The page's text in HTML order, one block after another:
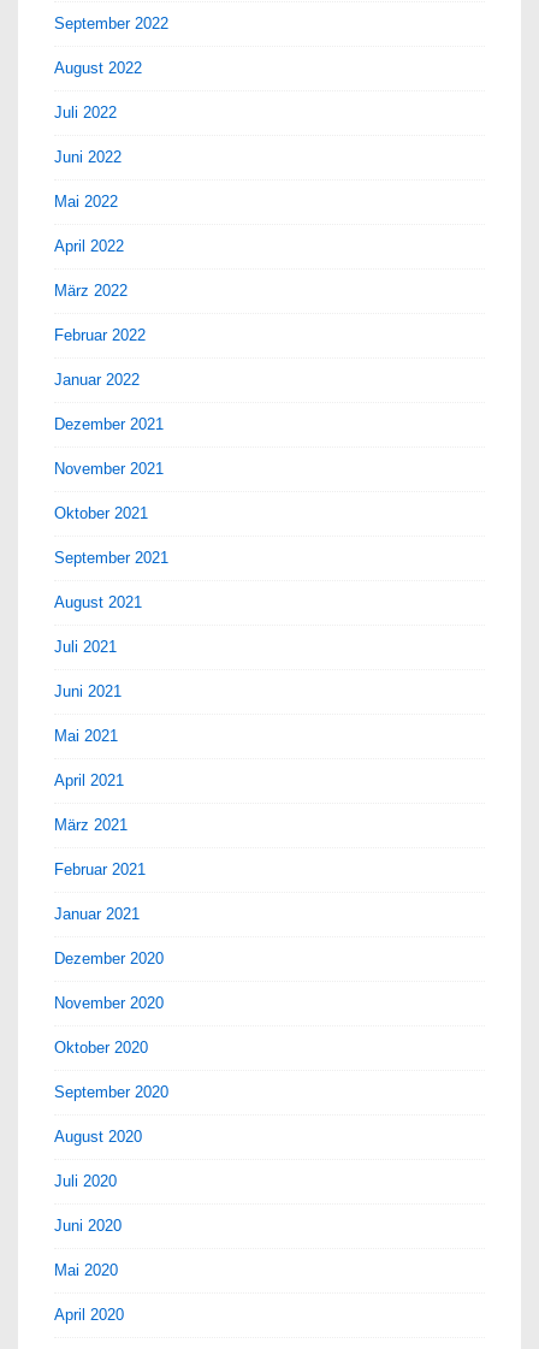
September 2022
August 2022
Juli 2022
Juni 2022
Mai 2022
April 2022
März 2022
Februar 2022
Januar 2022
Dezember 2021
November 2021
Oktober 2021
September 2021
August 2021
Juli 2021
Juni 2021
Mai 2021
April 2021
März 2021
Februar 2021
Januar 2021
Dezember 2020
November 2020
Oktober 2020
September 2020
August 2020
Juli 2020
Juni 2020
Mai 2020
April 2020